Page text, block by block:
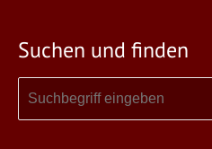
Suchen und finden